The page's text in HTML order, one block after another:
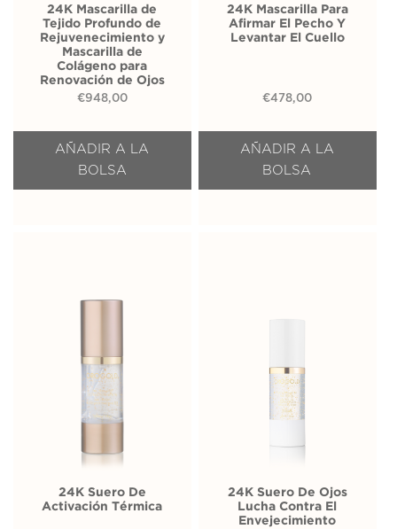
24K Mascarilla de
Tejido Profundo de
Rejuvenecimiento y
Mascarilla de
Colágeno para
Renovación de Ojos
€948,00
AÑADIR A LA
BOLSA
24K Mascarilla Para
Afirmar El Pecho Y
Levantar El Cuello
€478,00
AÑADIR A LA
BOLSA
24K Suero De
Activación Térmica
24K Suero De Ojos
Lucha Contra El
Envejecimiento